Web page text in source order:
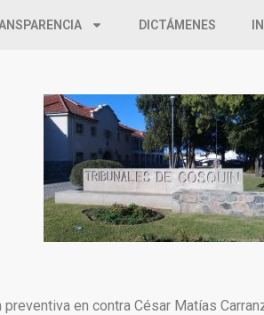
DICTÁMENES
en contra César Matías